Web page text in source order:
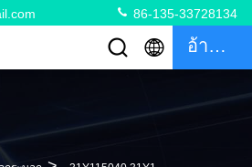
86-135-33728134
อ้างอิง